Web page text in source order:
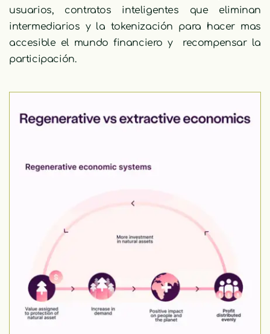
usuarios, contratos inteligentes que eliminan
intermediarios y la tokenización para hacer mas
accesible el mundo financiero y  recompensar la
participación.